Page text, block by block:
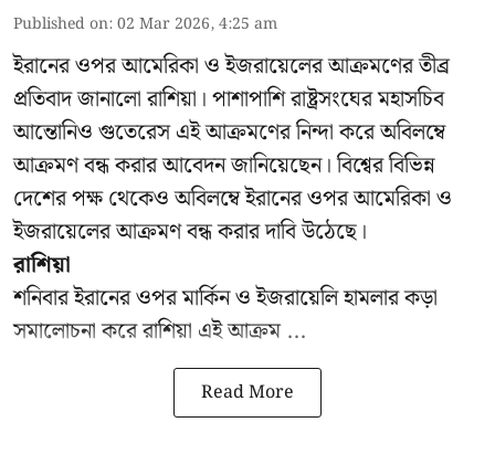
Published on:02 Mar 2026, 4:25 am
ইরানের ওপর আমেরিকা ও ইজরায়েলের আক্রমণের তীব্র
প্রতিবাদ জানালো রাশিয়া। পাশাপাশি রাষ্ট্রসংঘের মহাসচিব
আন্তোনিও গুতেরেস এই আক্রমণের নিন্দা করে অবিলম্বে
আক্রমণ বন্ধ করার আবেদন জানিয়েছেন। বিশ্বের বিভিন্ন
দেশের পক্ষ থেকেও অবিলম্বে ইরানের ওপর আমেরিকা ও
ইজরায়েলের আক্রমণ বন্ধ করার দাবি উঠেছে।
রাশিয়া
শনিবার ইরানের ওপর মার্কিন ও ইজরায়েলি হামলার কড়া
সমালোচনা করে রাশিয়া এই আক্রম ...
Read More